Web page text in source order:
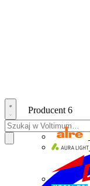
Producent 6